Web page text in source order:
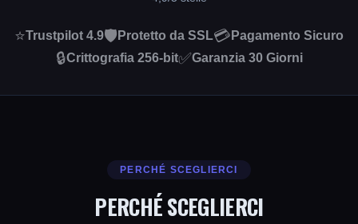
⭐Trustpilot 4.9🛡️ Protetto da SSL💳 Pagamento Sicuro
🔒Crittografia 256-bit✅Garanzia 30 Giorni
PERCHÉ SCEGLIERCI
PERCHÉ SCEGLIERCI